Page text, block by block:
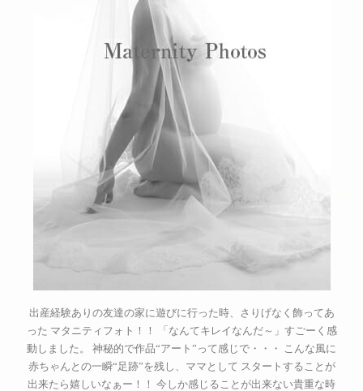
出産経験ありの友達の家に遊びに行った時、さりげなく飾ってあ
った マタニティフォト！！ 「なんてキレイなんだ～」すごーく感
動しました。 神秘的で作品“アート”って感じで・・・ こんな風に
赤ちゃんとの一瞬“足跡”を残し、ママとして スタートすることが
出来たら嬉しいなぁー！！ 今しか感じることが出来ない貴重な時